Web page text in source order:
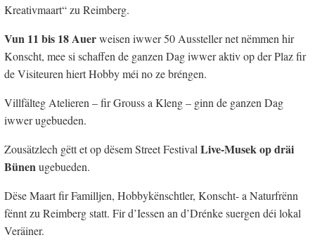
Kreativmaart“ zu Reimberg.
Vun 11 bis 18 Auerweisen iwwer 50 Aussteller net nëmmen hir
Konscht, mee si schaffen de ganzen Dag iwwer aktiv op der Plaz fir
de Visiteuren hiert Hobby méi no ze bréngen.
Villfälteg Atelieren – fir Grouss a Kleng – ginn de ganzen Dag
iwwer ugebueden.
Zousätzlech gëtt et op dësem Street Festival Live-Musek op dräi
Bünenugebueden.
Dëse Maart fir Familljen, Hobbykënschtler, Konscht- a Naturfrënn
fënnt zu Reimberg statt. Fir d’Iessen an d’Drénke suergen déi lokal
Veräiner.